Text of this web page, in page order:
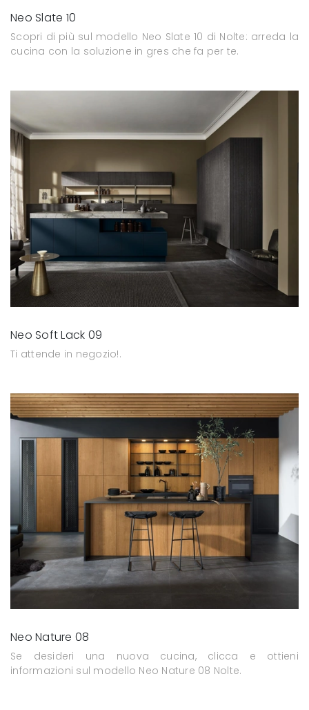
Neo Slate 10
Scopri di più sul modello Neo Slate 10 di Nolte: arreda la
cucina con la soluzione in gres che fa per te.
Neo Soft Lack 09
Ti attende in negozio!.
Neo Nature 08
Se desideri una nuova cucina, clicca e ottieni
informazioni sul modello Neo Nature 08 Nolte.